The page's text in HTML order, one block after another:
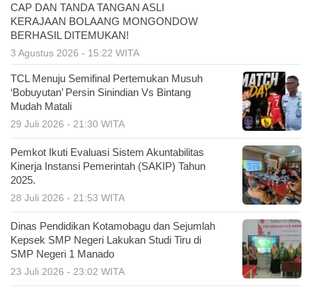
CAP DAN TANDA TANGAN ASLI
KERAJAAN BOLAANG MONGONDOW
BERHASIL DITEMUKAN!
3 Agustus 2026 - 15:22 WITA
TCL Menuju Semifinal Pertemukan Musuh
‘Bobuyutan’ Persin Sinindian Vs Bintang
Mudah Matali
29 Juli 2026 - 21:30 WITA
Pemkot Ikuti Evaluasi Sistem Akuntabilitas
Kinerja Instansi Pemerintah (SAKIP) Tahun
2025.
28 Juli 2026 - 21:53 WITA
Dinas Pendidikan Kotamobagu dan Sejumlah
Kepsek SMP Negeri Lakukan Studi Tiru di
SMP Negeri 1 Manado
23 Juli 2026 - 23:02 WITA